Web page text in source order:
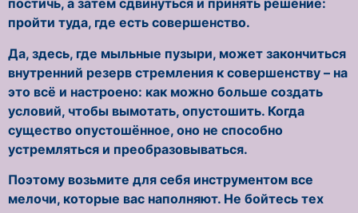
постичь, а затем сдвинуться и принять решение:
пройти туда, где есть совершенство.
Да, здесь, где мыльные пузыри, может закончиться
внутренний резерв стремления к совершенству – на
это всё и настроено: как можно больше создать
условий, чтобы вымотать, опустошить. Когда
существо опустошённое, оно не способно
устремляться и преобразовываться.
Поэтому возьмите для себя инструментом все
мелочи, которые вас наполняют. Не бойтесь тех